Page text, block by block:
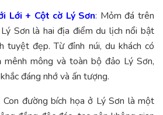
Lới + Cột cờ Lý Sơn: Mỏm đá trên
Sơn là hai địa điểm du lịch nổi bật
tuyệt đẹp. Từ đỉnh núi, du khách có
mênh mông và toàn bộ đảo Lý Sơn,
đáng nhớ và ấn tượng.
Con đường bích họa ở Lý Sơn là một